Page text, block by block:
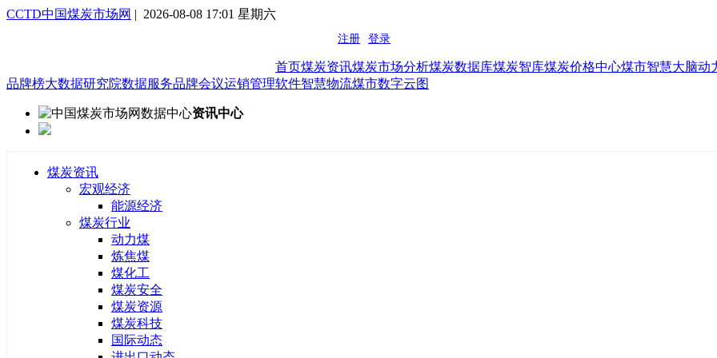
CCTD中国煤炭市场网 | 2026-08-08 17:01 星期六
首页煤炭资讯煤炭市场分析煤炭数据库煤炭智库煤炭价格中心煤市智慧大脑动
品牌榜大数据研究院数据服务品牌会议运销管理软件智慧物流煤市数字云图
资讯中心
煤炭资讯
宏观经济
能源经济
煤炭行业
动力煤
炼焦煤
煤化工
煤炭安全
煤炭资源
煤炭科技
国际动态